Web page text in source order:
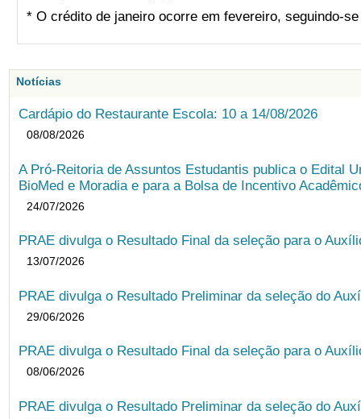
* O crédito de janeiro ocorre em fevereiro, seguindo-
Notícias
Cardápio do Restaurante Escola: 10 a 14/08/2026
08/08/2026
A Pró-Reitoria de Assuntos Estudantis publica o Edital
BioMed e Moradia e para a Bolsa de Incentivo
24/07/2026
PRAE divulga o Resultado Final da seleção para o
13/07/2026
PRAE divulga o Resultado Preliminar da seleção do
29/06/2026
PRAE divulga o Resultado Final da seleção para o
08/06/2026
PRAE divulga o Resultado Preliminar da seleção do